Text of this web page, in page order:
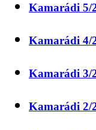
Kamarádi 5/
Kamarádi 4/
Kamarádi 3/
Kamarádi 2/